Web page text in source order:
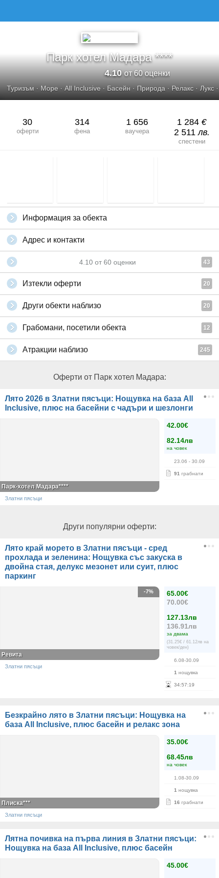
Парк хотел Мадара ****
4.10от 60 оценки
Туризъм · Море ·All Inclusive · Басейн · Природа · Релакс · Лукс
30
оферти
314
фена
1 656
ваучера
1 284 €
2 511лв.
спестени
Информация за обекта
Адрес и контакти
4.10 от 60 оценки 43
Изтекли оферти 20
Други обекти наблизо 20
Грабомани, посетили обекта 12
Атракции наблизо 245
Оферти от Парк хотел Мадара:
Лято 2026 в Златни пясъци: Нощувка на база All
Inclusive, плюс на басейни с чадъри и шезлонги
42.00€
82.14лв
на човек
23.06 - 30.09
91 грабнати
Парк-хотел Мадара****
Златни пясъци
Други популярни оферти:
Лято край морето в Златни пясъци - сред
прохлада и зеленина: Нощувка със закуска в
двойна стая, делукс мезонет или суит, плюс
паркинг
65.00€
70.00€
127.13лв
136.91лв
за двама
(31.25€ / 61.12лв на
човек/ден)
6.08-30.09
1 нощувка
34:57:19
-7%
Ревита
Златни пясъци
Безкрайно лято в Златни пясъци: Нощувка на
база All Inclusive, плюс басейн и релакс зона
35.00€
68.45лв
на човек
1.08-30.09
1 нощувка
16 грабнати
Плиска***
Златни пясъци
Лятна почивка на първа линия в Златни пясъци:
Нощувка на база All Inclusive, плюс басейн
45.00€